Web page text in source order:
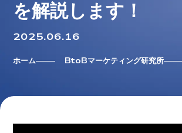
を解説します！
2025.06.16
ホーム BtoBマーケティング研究所